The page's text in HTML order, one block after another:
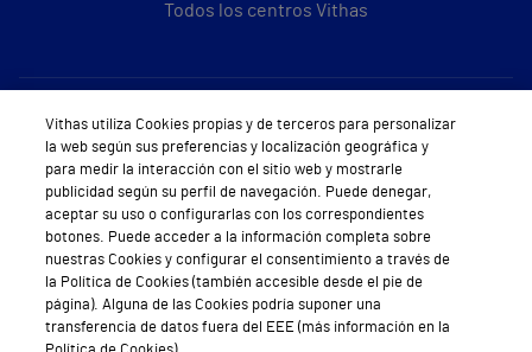
Todos los centros Vithas
Sobre Vithas
Quiénes somos
Trabajar en Vithas
Teléfono Cita Médica
Teléfono Atención al Cliente
Vithas utiliza Cookies propias y de terceros para personalizar
la web según sus preferencias y localización geográfica y
para medir la interacción con el sitio web y mostrarle
publicidad según su perfil de navegación. Puede denegar,
aceptar su uso o configurarlas con los correspondientes
botones. Puede acceder a la información completa sobre
nuestras Cookies y configurar el consentimiento a través de
la Política de Cookies (también accesible desde el pie de
página). Alguna de las Cookies podría suponer una
transferencia de datos fuera del EEE (más información en la